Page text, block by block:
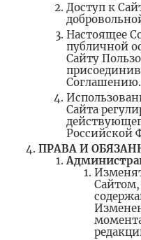
Доступ к
Настоящее
публичной
Сайту
Соглашению.
Сайта
Российской
ПРАВА И